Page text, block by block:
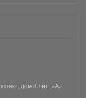
дом 8 лит. «А»